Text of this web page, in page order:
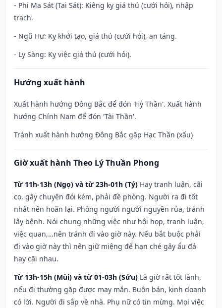
- Phi Ma Sát (Tai Sát): Kiêng kỵ giá thú (cưới hỏi), nhập
trạch.
- Ngũ Hư: Kỵ khởi tạo, giá thú (cưới hỏi), an táng.
- Ly Sàng: Kỵ việc giá thú (cưới hỏi).
Hướng xuất hành
Xuất hành hướng Đông Bắc để đón 'Hỷ Thần'. Xuất hành
hướng Chính Nam để đón 'Tài Thần'.
Tránh xuất hành hướng Đông Bắc gặp Hạc Thần (xấu)
Giờ xuất hành Theo Lý Thuần Phong
Từ 11h-13h (Ngọ) và từ 23h-01h (Tý) Hay tranh luận, cãi
cọ, gây chuyện đói kém, phải đề phòng. Người ra đi tốt
nhất nên hoãn lại. Phòng người người nguyền rủa, tránh
lây bệnh. Nói chung những việc như hội họp, tranh luận,
việc quan,…nên tránh đi vào giờ này. Nếu bắt buộc phải
đi vào giờ này thì nên giữ miệng để hạn ché gây ẩu đả
hay cãi nhau.
Từ 13h-15h (Mùi) và từ 01-03h (Sửu) Là giờ rất tốt lành,
nếu đi thường gặp được may mắn. Buôn bán, kinh doanh
có lời. Người đi sắp về nhà. Phụ nữ có tin mừng. Mọi việc